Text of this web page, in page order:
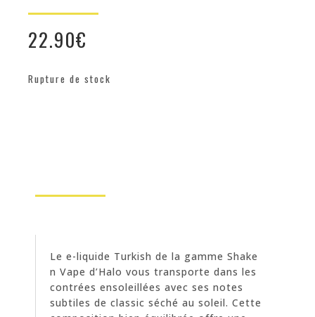
22.90€
Rupture de stock
Le e-liquide Turkish de la gamme Shake
n Vape d’Halo vous transporte dans les
contrées ensoleillées avec ses notes
subtiles de classic séché au soleil. Cette